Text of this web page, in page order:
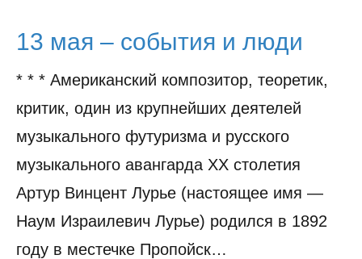
13 мая – события и люди
* * * Американский композитор, теоретик,
критик, один из крупнейших деятелей
музыкального футуризма и русского
музыкального авангарда XX столетия
Артур Винцент Лурье (настоящее имя —
Наум Израилевич Лурье) родился в 1892
году в местечке Пропойск…